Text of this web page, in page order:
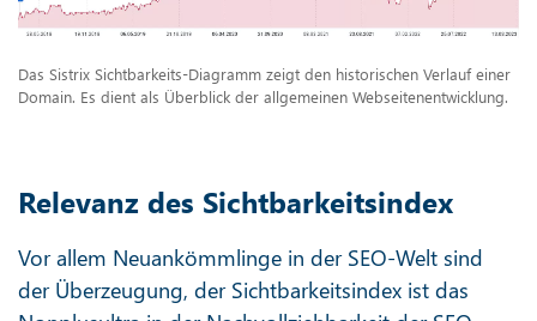
Das Sistrix Sichtbarkeits-Diagramm zeigt den historischen Verlauf einer
Domain. Es dient als Überblick der allgemeinen Webseitenentwicklung.
Relevanz des Sichtbarkeitsindex
Vor allem Neuankömmlinge in der SEO-Welt sind
der Überzeugung, der Sichtbarkeitsindex ist das